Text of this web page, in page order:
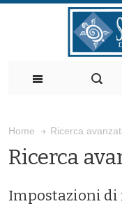
Home Ricerca
Ricerca
Impostazioni di